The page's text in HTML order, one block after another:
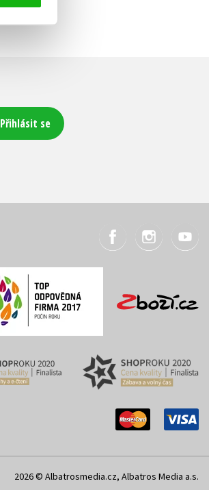
Přihlásit se
2026 © Albatrosmedia.cz, Albatros Media a.s.